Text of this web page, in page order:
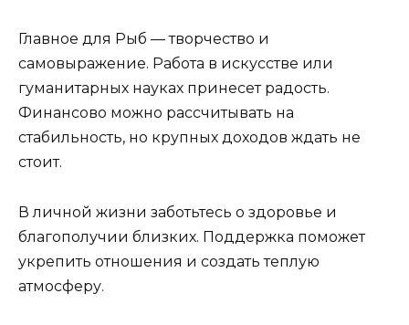
Главное для Рыб — творчество и
самовыражение. Работа в искусстве или
гуманитарных науках принесет радость.
Финансово можно рассчитывать на
стабильность, но крупных доходов ждать не
стоит.
В личной жизни заботьтесь о здоровье и
благополучии близких. Поддержка поможет
укрепить отношения и создать теплую
атмосферу.